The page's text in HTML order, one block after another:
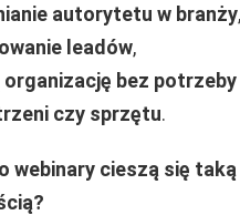
autorytetu w branży,
leadów,
bez potrzeby
czy sprzętu.
webinary cieszą się taką